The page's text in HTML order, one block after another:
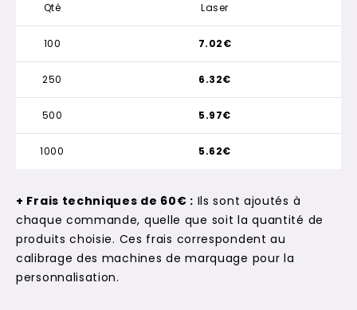
Qté Laser
100
250
500
1000
7.02€
6.32€
5.97€
5.62€
+ Frais techniques de 60€ : Ils sont ajoutés à
chaque commande, quelle que soit la quantité de
produits choisie. Ces frais correspondent au
calibrage des machines de marquage pour la
personnalisation.